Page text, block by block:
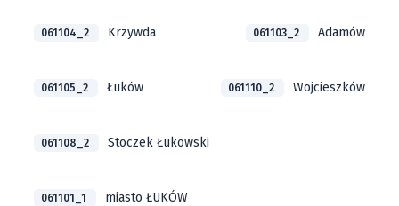
061104_2 Krzywda 061103_2 Adamów
061105_2 Łuków 061110_2 Wojcieszków
061108_2 Stoczek Łukowski
061101_1 miasto ŁUKÓW